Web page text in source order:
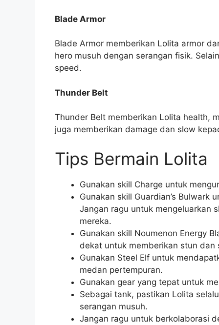
Blade Armor
Blade Armor memberikan Lolita armor
hero musuh dengan serangan fisik.
speed.
Thunder Belt
Thunder Belt memberikan Lolita health,
juga memberikan damage dan slow
Tips Bermain Lolita
Gunakan skill Charge untuk
Gunakan skill Guardian’s
Jangan ragu untuk mengeluarkan
mereka.
Gunakan skill Noumenon Energy
dekat untuk memberikan stun
Gunakan Steel Elf untuk
medan pertempuran.
Gunakan gear yang tepat untuk
Sebagai tank, pastikan Lolita
serangan musuh.
Jangan ragu untuk berkolaborasi